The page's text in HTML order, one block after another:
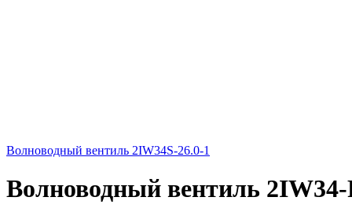
Волноводный вентиль 2IW34S-26.0-1
Волноводный вентиль